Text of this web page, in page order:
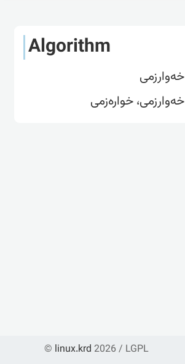
Algorithm
خەوارزمی
خەوارزمی، خوارەزمی
© linux.krd 2026 / LGPL